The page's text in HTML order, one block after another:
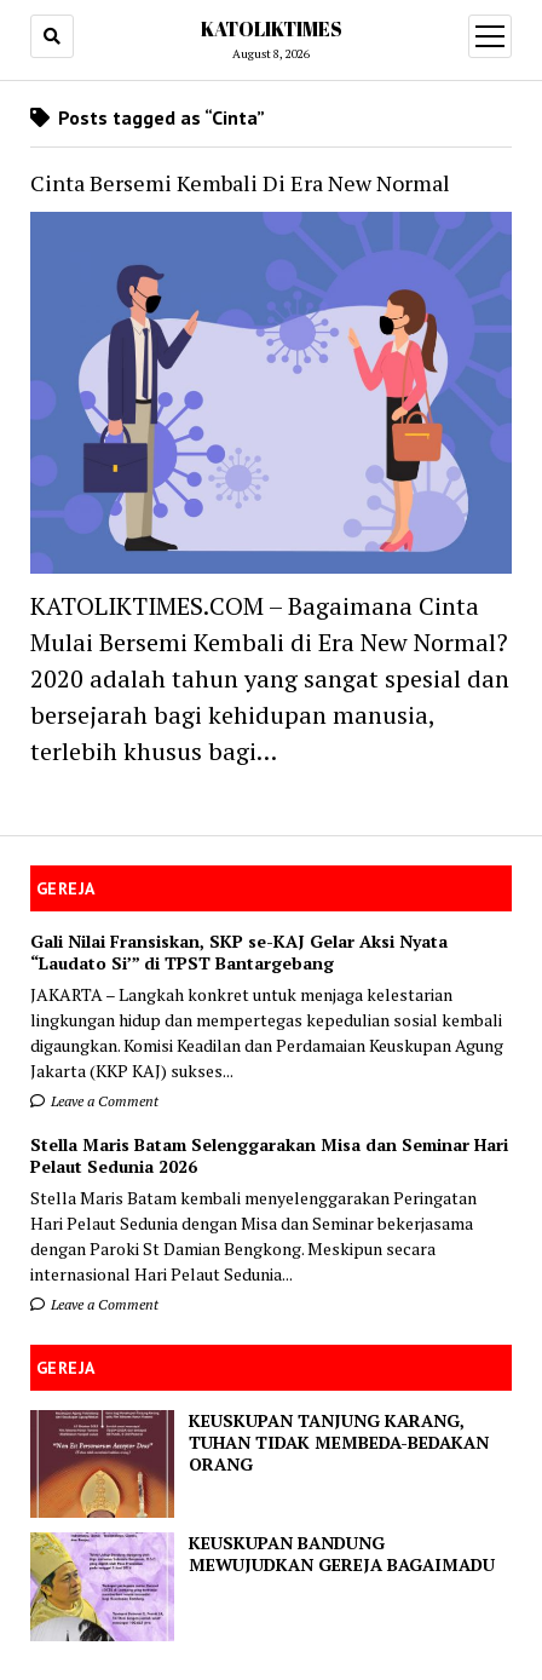
KATOLIKTIMES
August 8, 2026
open
menu
GEREJA
Gali Nilai Fransiskan, SKP se-KAJ Gelar Aksi Nyata
“Laudato Si’” di TPST Bantargebang
JAKARTA – Langkah konkret untuk menjaga kelestarian
lingkungan hidup dan mempertegas kepedulian sosial kembali
digaungkan. Komisi Keadilan dan Perdamaian Keuskupan Agung
Jakarta (KKP KAJ) sukses...
Leave a Comment
Stella Maris Batam Selenggarakan Misa dan Seminar Hari
Pelaut Sedunia 2026
Stella Maris Batam kembali menyelenggarakan Peringatan
Hari Pelaut Sedunia dengan Misa dan Seminar bekerjasama
dengan Paroki St Damian Bengkong. Meskipun secara
internasional Hari Pelaut Sedunia...
Leave a Comment
GEREJA
KEUSKUPAN TANJUNG KARANG,
TUHAN TIDAK MEMBEDA-BEDAKAN
ORANG
KEUSKUPAN BANDUNG
MEWUJUDKAN GEREJA BAGAIMADU
Posts tagged as “Cinta”
Cinta Bersemi Kembali Di Era New Normal
KATOLIKTIMES.COM – Bagaimana Cinta
Mulai Bersemi Kembali di Era New Normal?
2020 adalah tahun yang sangat spesial dan
bersejarah bagi kehidupan manusia,
terlebih khusus bagi…